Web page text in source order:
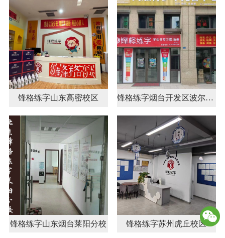
锋格练字山东高密校区 锋格练字烟台开发区波尔多校区
锋格练字山东烟台莱阳分校 锋格练字苏州虎丘校区